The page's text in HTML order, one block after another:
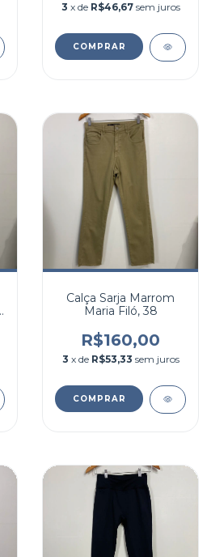
3 x de R$46,67 sem juros
COMPRAR
Calça Sarja Marrom
Maria Filó, 38
R$160,00
3 x de R$53,33 sem juros
COMPRAR